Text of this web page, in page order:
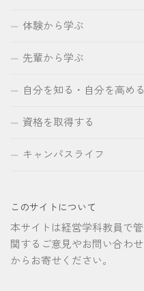
体験から学ぶ
先輩から学ぶ
自分を知る・自分を高める
資格を取得する
キャンパスライフ
このサイトについて
本サイトは経営学科教員で
関するご意見やお問い合わ
からお寄せください。